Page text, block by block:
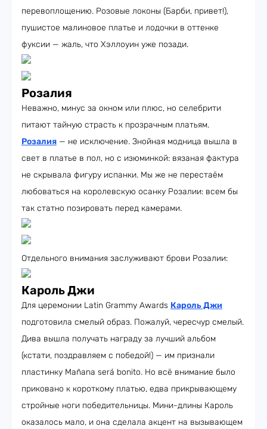
перевоплощению. Розовые локоны (Барби, привет!),
пушистое малиновое платье и лодочки в оттенке
фуксии — жаль, что Хэллоуин уже позади.
Розалия
Неважно, минус за окном или плюс, но селебрити
питают тайную страсть к прозрачным платьям.
Розалия — не исключение. Знойная модница вышла в
свет в платье в пол, но с изюминкой: вязаная фактура
не скрывала фигуру испанки. Мы же не перестаём
любоваться на королевскую осанку Розалии: всем бы
так статно позировать перед камерами.
Отдельного внимания заслуживают брови Розалии:
Кароль Джи
Для церемонии Latin Grammy Awards Кароль Джи
подготовила смелый образ. Пожалуй, чересчур смелый.
Дива вышла получать награду за лучший альбом
(кстати, поздравляем с победой!) — им признали
пластинку Mañana será bonito. Но всё внимание было
приковано к короткому платью, едва прикрывающему
стройные ноги победительницы. Мини-длины Кароль
оказалось мало, и она сделала акцент на вызывающем